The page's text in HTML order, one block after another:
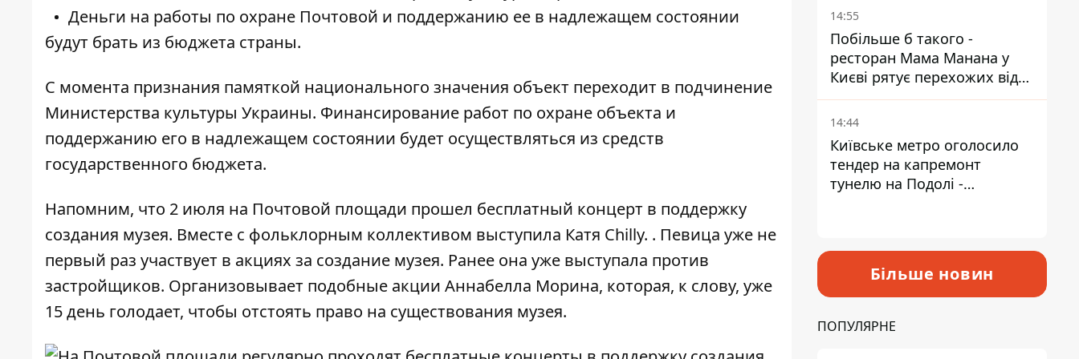
Деньги на работы по охране Почтовой и поддержанию ее в надлежащем состоянии
будут брать из бюджета страны.
С момента признания памяткой национального значения объект переходит в подчинение
Министерства культуры Украины. Финансирование работ по охране объекта и
поддержанию его в надлежащем состоянии будет осуществляться из средств
государственного бюджета.
Напомним, что 2 июля на Почтовой площади прошел бесплатный концерт в поддержку
создания музея. Вместе с фольклорным коллективом выступила Катя Chilly. . Певица уже не
первый раз участвует в акциях за создание музея. Ранее она уже выступала против
застройщиков. Организовывает подобные акции Аннабелла Морина, которая, к слову, уже
15 день голодает, чтобы отстоять право на существования музея.
Пантелеєв
14:55
Побільше б такого -
ресторан Мама Манана у
Києві рятує перехожих від
спеки
14:44
Київське метро оголосило
тендер на капремонт
тунелю на Подолі -
Більше новин
ПОПУЛЯРНЕ